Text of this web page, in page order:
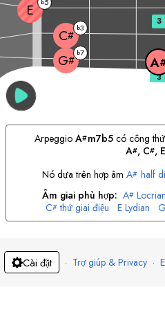
G#
b7
A
C#
b3
E
3
ArpeggioA#m7b5có công
A#, C#, E
Nó dựa trên hợp âmA# half
Âm giai phù hợp: A# Locrian
C# thứ giai điệu E Lydian G
Cài đặt · Trợ giúp & Privacy ·